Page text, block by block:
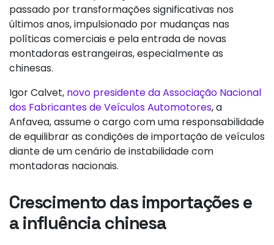
passado por transformações significativas nos
últimos anos, impulsionado por mudanças nas
políticas comerciais e pela entrada de novas
montadoras estrangeiras, especialmente as
chinesas.
Igor Calvet, novo presidente da Associação Nacional
dos Fabricantes de Veículos Automotores, a
Anfavea, assume o cargo com uma responsabilidade
de equilibrar as condições de importação de veículos
diante de um cenário de instabilidade com
montadoras nacionais.
Crescimento das importações e
a influência chinesa